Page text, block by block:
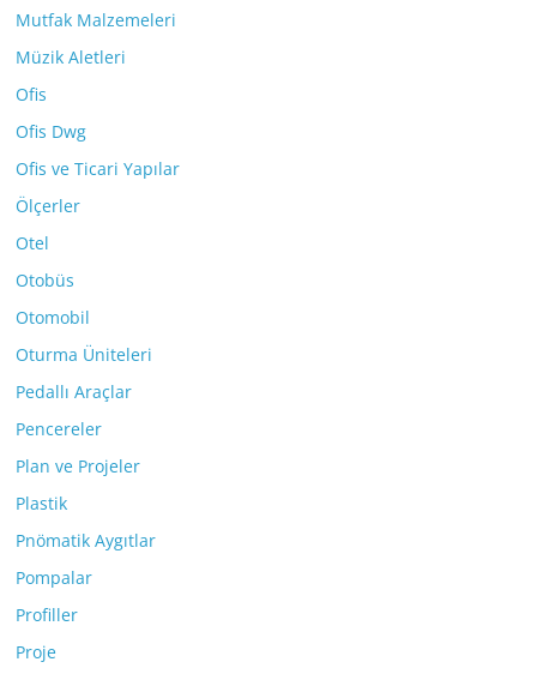
Mutfak Malzemeleri
Müzik Aletleri
Ofis
Ofis Dwg
Ofis ve Ticari Yapılar
Ölçerler
Otel
Otobüs
Otomobil
Oturma Üniteleri
Pedallı Araçlar
Pencereler
Plan ve Projeler
Plastik
Pnömatik Aygıtlar
Pompalar
Profiller
Proje